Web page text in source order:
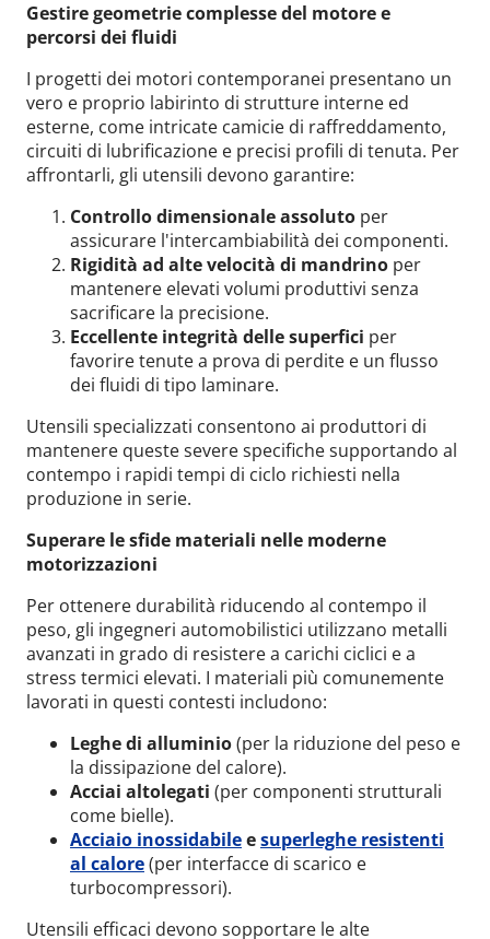
Gestire geometrie complesse del motore e
percorsi dei fluidi
I progetti dei motori contemporanei presentano un
vero e proprio labirinto di strutture interne ed
esterne, come intricate camicie di raffreddamento,
circuiti di lubrificazione e precisi profili di tenuta. Per
affrontarli, gli utensili devono garantire:
Controllo dimensionaleassoluto per
assicurare l'intercambiabilità dei componenti.
Rigidità ad alte velocità di mandrino per
mantenere elevati volumi produttivi senza
sacrificare la precisione.
Eccellente integrità delle superfici per
favorire tenute a prova di perdite e un flusso
dei fluidi di tipo laminare.
Utensili specializzati consentono ai produttori di
mantenere queste severe specifiche supportando al
contempo i rapidi tempi di ciclo richiesti nella
produzione in serie.
Superare le sfide materiali nelle moderne
motorizzazioni
Per ottenere durabilità riducendo al contempo il
peso, gli ingegneri automobilistici utilizzano metalli
avanzati in grado di resistere a carichi ciclici e a
stress termici elevati. I materiali più comunemente
lavorati in questi contesti includono:
Leghe di alluminio(per la riduzione del peso e
la dissipazione del calore).
Acciai altolegati (per componenti strutturali
come bielle).
Acciaio inossidabileesuperleghe resistenti
al calore(per interfacce di scarico e
turbocompressori).
Utensili efficaci devono sopportare le alte